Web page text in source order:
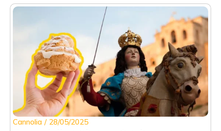
Cannolia 28/05/2025